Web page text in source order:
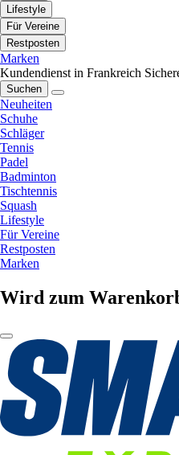
Lifestyle
Für Vereine
Restposten
Marken
Kundendienst in Frankreich
Suchen
Neuheiten
Schuhe
Schläger
Tennis
Padel
Badminton
Tischtennis
Squash
Lifestyle
Für Vereine
Restposten
Marken
Wird zum